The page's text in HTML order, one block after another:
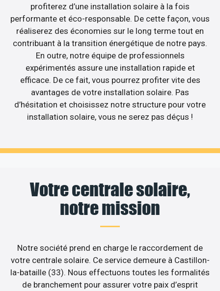
profiterez d’une installation solaire à la fois
performante et éco-responsable. De cette façon, vous
réaliserez des économies sur le long terme tout en
contribuant à la transition énergétique de notre pays.
En outre, notre équipe de professionnels
expérimentés assure une installation rapide et
efficace. De ce fait, vous pourrez profiter vite des
avantages de votre installation solaire. Pas
d’hésitation et choisissez notre structure pour votre
installation solaire, vous ne serez pas déçus !
Votre centrale solaire,
notre mission
Notre société prend en charge le raccordement de
votre centrale solaire. Ce service demeure à Castillon-
la-bataille (33). Nous effectuons toutes les formalités
de branchement pour assurer votre paix d’esprit